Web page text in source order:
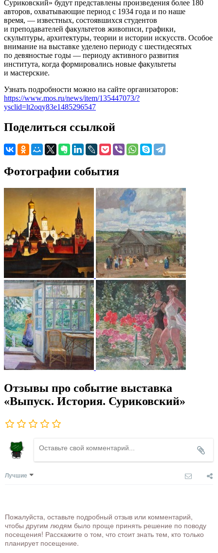
Суриковский» будут представлены произведения более 180
авторов, охватывающие период с 1934 года и по наше
время, — известных, состоявшихся студентов
и преподавателей факультетов живописи, графики,
скульптуры, архитектуры, теории и истории искусств. Особое
внимание на выставке уделено периоду с шестидесятых
по девяностые годы — периоду активного развития
института, когда формировались новые факультеты
и мастерские.
Узнать подробности можно на сайте организаторов:
https://www.mos.ru/news/item/135447073/?
ysclid=lt2oqy83e1485296547
Поделиться ссылкой
Фотографии события
Отзывы про событие выставка
«Выпуск. История. Суриковский»
Лучшие
Пожалуйста, оставьте подробный отзыв или комментарий,
чтобы другим людям было проще принять решение по поводу
посещения! Расскажите о том, что стоит знать тем, кто только
планирует посещение.